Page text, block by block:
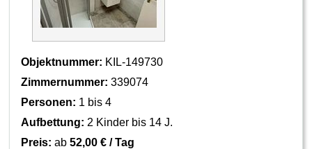
Objektnummer: KIL-149730
Zimmernummer: 339074
Personen: 1 bis 4
Aufbettung: 2 Kinder bis 14 J.
Preis: ab52,00 € / Tag